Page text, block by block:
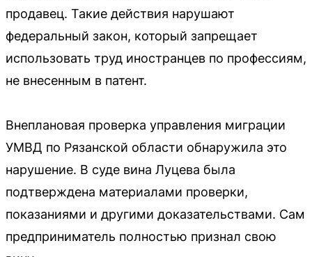
продавец. Такие действия нарушают
федеральный закон, который запрещает
использовать труд иностранцев по профессиям,
не внесенным в патент.
Внеплановая проверка управления миграции
УМВД по Рязанской области обнаружила это
нарушение. В суде вина Луцева была
подтверждена материалами проверки,
показаниями и другими доказательствами. Сам
предприниматель полностью признал свою